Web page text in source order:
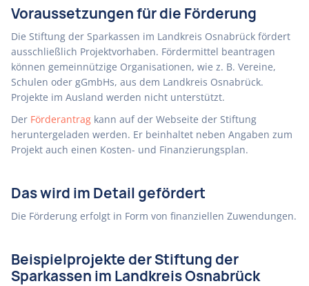
Voraussetzungen für die Förderung
Die Stiftung der Sparkassen im Landkreis Osnabrück fördert
ausschließlich Projektvorhaben. Fördermittel beantragen
können gemeinnützige Organisationen, wie z. B. Vereine,
Schulen oder gGmbHs, aus dem Landkreis Osnabrück.
Projekte im Ausland werden nicht unterstützt.
Der Förderantrag kann auf der Webseite der Stiftung
heruntergeladen werden. Er beinhaltet neben Angaben zum
Projekt auch einen Kosten- und Finanzierungsplan.
Das wird im Detail gefördert
Die Förderung erfolgt in Form von finanziellen Zuwendungen.
Beispielprojekte der Stiftung der
Sparkassen im Landkreis Osnabrück